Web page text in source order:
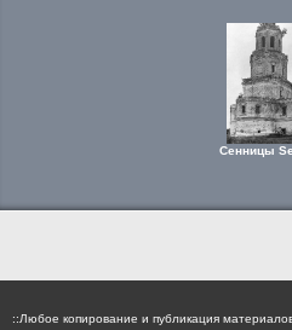
Сенницы
::Любое копирование и публикация